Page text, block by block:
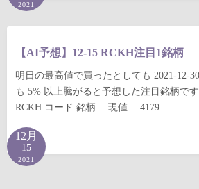
2021
【AI予想】12-15 RCKH注目1銘柄
明日の最高値で買ったとしても 2021-12-
も 5% 以上騰がると予想した注目銘柄で
RCKH コード 銘柄 現値 4179…
12月
15
2021